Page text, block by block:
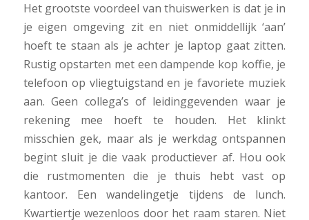
Het grootste voordeel van thuiswerken is dat je in
je eigen omgeving zit en niet onmiddellijk ‘aan’
hoeft te staan als je achter je laptop gaat zitten.
Rustig opstarten met een dampende kop koffie, je
telefoon op vliegtuigstand en je favoriete muziek
aan. Geen collega’s of leidinggevenden waar je
rekening mee hoeft te houden. Het klinkt
misschien gek, maar als je werkdag ontspannen
begint sluit je die vaak productiever af. Hou ook
die rustmomenten die je thuis hebt vast op
kantoor. Een wandelingetje tijdens de lunch.
Kwartiertje wezenloos door het raam staren. Niet